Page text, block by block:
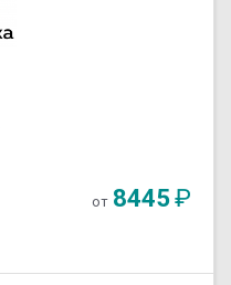
от 8445₽